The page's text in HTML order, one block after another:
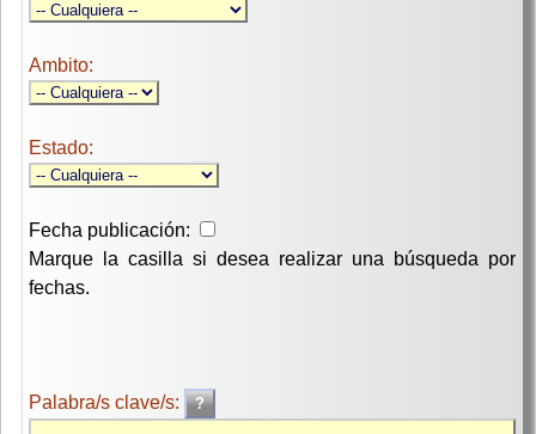
Ambito:
Estado:
Fecha publicación:
Marque la casilla si desea realizar una búsqueda por
fechas.
Palabra/s clave/s: